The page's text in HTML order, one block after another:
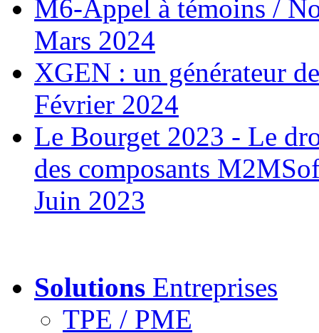
M6-Appel à témoins /
Mars 2024
XGEN : un générateur
Février 2024
Le Bourget 2023 - Le
des composants
Juin 2023
Solutions Entreprises
TPE / PME